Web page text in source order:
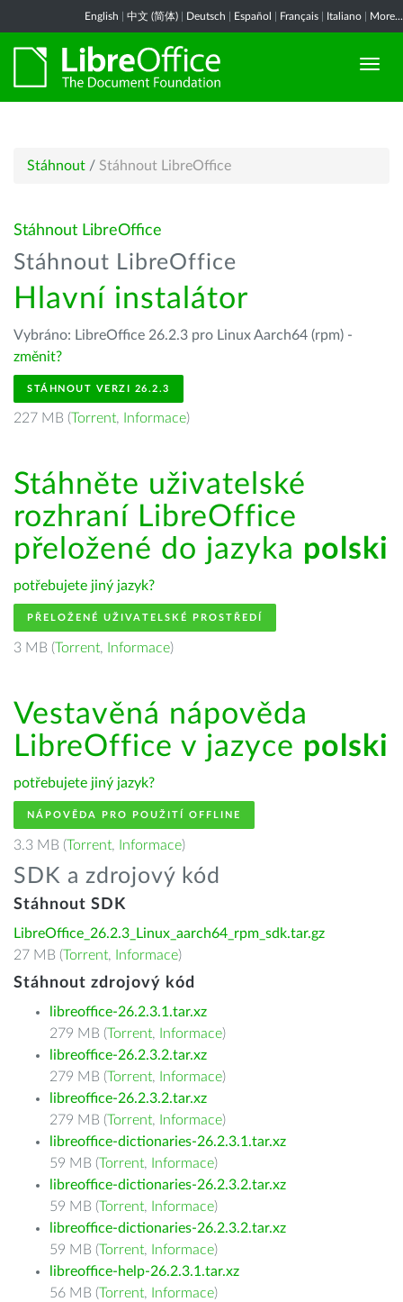
English 中文 (简体) Deutsch Español Français Italiano More...
Stáhnout / Stáhnout LibreOffice
Stáhnout LibreOffice
Stáhnout LibreOffice
Hlavní instalátor
Vybráno: LibreOffice 26.2.3 pro Linux Aarch64 (rpm) -
změnit?
STÁHNOUT VERZI 26.2.3
227 MB (Torrent, Informace)
Stáhněte uživatelské
rozhraní LibreOffice
přeložené do jazyka polski
potřebujete jiný jazyk?
PŘELOŽENÉ UŽIVATELSKÉ PROSTŘEDÍ
3 MB (Torrent, Informace)
Vestavěná nápověda
LibreOffice v jazyce polski
potřebujete jiný jazyk?
NÁPOVĚDA PRO POUŽITÍ OFFLINE
3.3 MB (Torrent, Informace)
SDK a zdrojový kód
Stáhnout SDK
LibreOffice_26.2.3_Linux_aarch64_rpm_sdk.tar.gz
27 MB (Torrent, Informace)
Stáhnout zdrojový kód
libreoffice-26.2.3.1.tar.xz
279 MB (Torrent, Informace)
libreoffice-26.2.3.2.tar.xz
279 MB (Torrent, Informace)
libreoffice-26.2.3.2.tar.xz
279 MB (Torrent, Informace)
libreoffice-dictionaries-26.2.3.1.tar.xz
59 MB (Torrent, Informace)
libreoffice-dictionaries-26.2.3.2.tar.xz
59 MB (Torrent, Informace)
libreoffice-dictionaries-26.2.3.2.tar.xz
59 MB (Torrent, Informace)
libreoffice-help-26.2.3.1.tar.xz
56 MB (Torrent, Informace)